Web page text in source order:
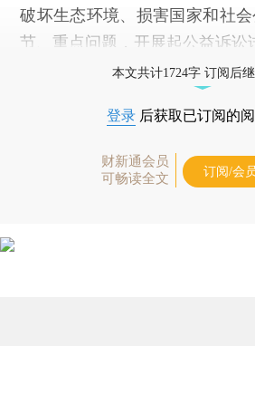
破坏生态环境、损害国家和社
节、重点问题，开展起公益诉讼
本文共计1724字 订阅后
登录 后获取已订阅的
财新通会员
可畅读全文
订阅/会